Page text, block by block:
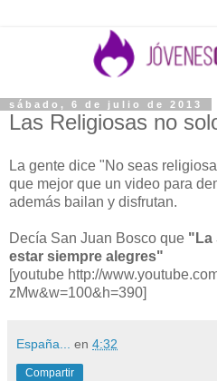
sábado, 6 de julio de 2013
Las Religiosas no
La gente dice "No seas
que mejor que un video para
además bailan y disfrutan.
Decía San Juan Bosco que "La
estar siempre alegres"
[youtube http://
zMw&w=100&h=390]
España... en 4:32
Compartir